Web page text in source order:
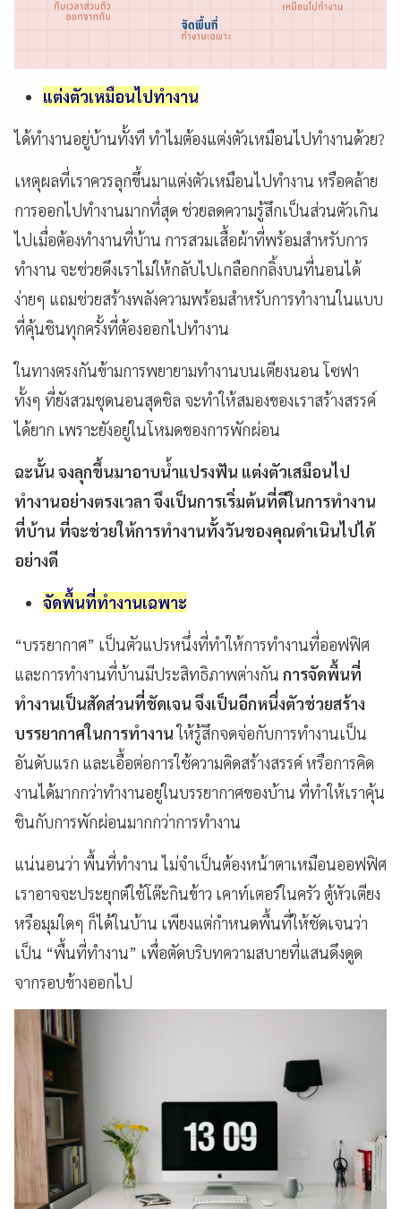
แต่งตัวเหมือนไปทำงาน
ได้ทำงานอยู่บ้านทั้งที ทำไมต้องแต่งตัวเหมือนไปทำงานด้วย?
เหตุผลที่เราควรลุกขึ้นมาแต่งตัวเหมือนไปทำงาน หรือคล้าย
การออกไปทำงานมากที่สุด ช่วยลดความรู้สึกเป็นส่วนตัวเกิน
ไปเมื่อต้องทำงานที่บ้าน การสวมเสื้อผ้าที่พร้อมสำหรับการ
ทำงาน จะช่วยดึงเราไม่ให้กลับไปเกลือกกลิ้งบนที่นอนได้
ง่ายๆ แถมช่วยสร้างพลังความพร้อมสำหรับการทำงานในแบบ
ที่คุ้นชินทุกครั้งที่ต้องออกไปทำงาน
ในทางตรงกันข้ามการพยายามทำงานบนเตียงนอน โซฟา
ทั้งๆ ที่ยังสวมชุดนอนสุดชิล จะทำให้สมองของเราสร้างสรรค์
ได้ยาก เพราะยังอยู่ในโหมดของการพักผ่อน
ฉะนั้น จงลุกขึ้นมาอาบน้ำแปรงฟัน แต่งตัวเสมือนไป
ทำงานอย่างตรงเวลา จึงเป็นการเริ่มต้นที่ดีในการทำงาน
ที่บ้าน ที่จะช่วยให้การทำงานทั้งวันของคุณดำเนินไปได้
อย่างดี
จัดพื้นที่ทำงานเฉพาะ
“บรรยากาศ” เป็นตัวแปรหนึ่งที่ทำให้การทำงานที่ออฟฟิศ
และการทำงานที่บ้านมีประสิทธิภาพต่างกัน การจัดพื้นที่
ทำงานเป็นสัดส่วนที่ชัดเจน จึงเป็นอีกหนึ่งตัวช่วยสร้าง
บรรยากาศในการทำงาน ให้รู้สึกจดจ่อกับการทำงานเป็น
อันดับแรก และเอื้อต่อการใช้ความคิดสร้างสรรค์ หรือการคิด
งานได้มากกว่าทำงานอยู่ในบรรยากาศของบ้าน ที่ทำให้เราคุ้น
ชินกับการพักผ่อนมากกว่าการทำงาน
แน่นอนว่า พื้นที่ทำงาน ไม่จำเป็นต้องหน้าตาเหมือนออฟฟิศ
เราอาจจะประยุกต์ใช้โต๊ะกินข้าว เคาท์เตอร์ในครัว ตู้หัวเตียง
หรือมุมใดๆ ก็ได้ในบ้าน เพียงแต่กำหนดพื้นที่ให้ชัดเจนว่า
เป็น “พื้นที่ทำงาน” เพื่อตัดบริบทความสบายที่แสนดึงดูด
จากรอบข้างออกไป